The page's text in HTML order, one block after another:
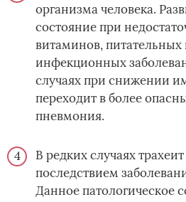
организма человека.
состояние при
витаминов, питательных
инфекционных
случаях при снижении
переходит в более
пневмония.
В редких случаях
последствием
Данное патологическое